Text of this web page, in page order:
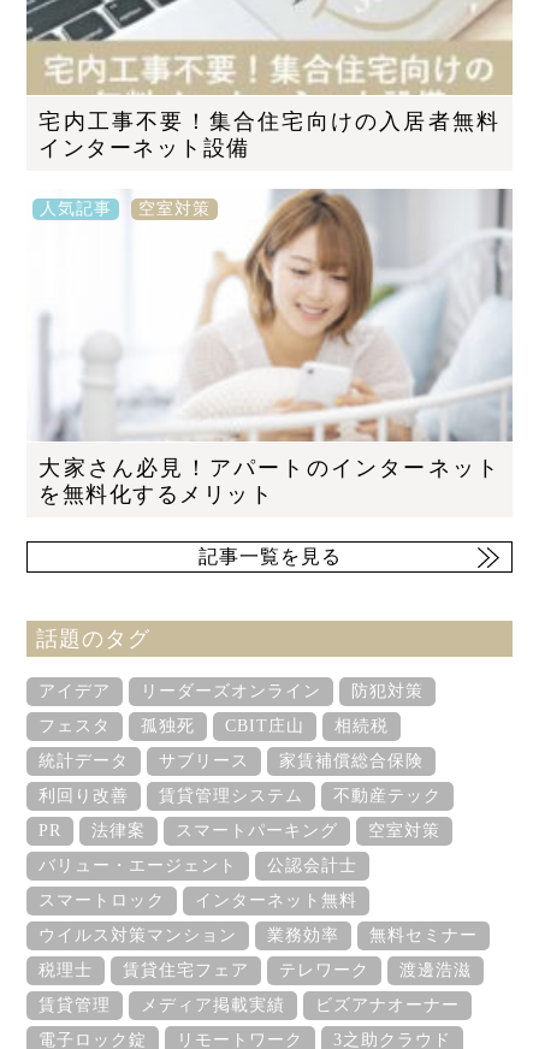
宅内工事不要！集合住宅向けの入居者無料
インターネット設備
人気記事 空室対策
大家さん必見！アパートのインターネット
を無料化するメリット
記事一覧を見る
話題のタグ
アイデア リーダーズオンライン
防犯対策
フェスタ
孤独死 CBIT庄山
相続税
統計データ
サブリース
家賃補償総合保険
利回り改善
賃貸管理システム
不動産テック
PR
法律案 スマートパーキング
空室対策
バリュー・エージェント
公認会計士
スマートロック
インターネット無料
ウイルス対策マンション
業務効率
無料セミナー
税理士
賃貸住宅フェア テレワーク
渡邊浩滋
賃貸管理
メディア掲載実績
ビズアナオーナー
電子ロック錠
リモートワーク 3之助クラウド